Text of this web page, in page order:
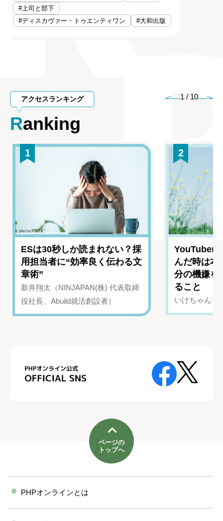
#上司と部下
#ディスカヴァー・トゥエンティワン
#大和出版
アクセスランキング
Ranking
1 / 10
1
ESは30秒しか読まれない？採
用担当者に“効率良く伝わる文
章術”
新井翔太（NINJAPAN(株) 代表取締
役社長、Abuild就活創設者）
2
YouTuber
んだ時は
分の機嫌を
ること
いけちゃん（
ページの
トップへ
PHPオンラインとは